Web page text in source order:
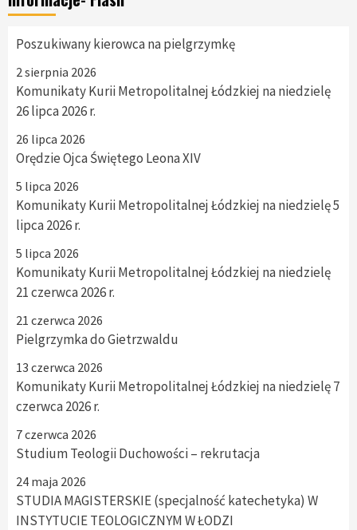
Poszukiwany kierowca na pielgrzymkę
2 sierpnia 2026
Komunikaty Kurii Metropolitalnej Łódzkiej na niedzielę
26 lipca 2026 r.
26 lipca 2026
Orędzie Ojca Świętego Leona XIV
5 lipca 2026
Komunikaty Kurii Metropolitalnej Łódzkiej na niedzielę 5
lipca 2026 r.
5 lipca 2026
Komunikaty Kurii Metropolitalnej Łódzkiej na niedzielę
21 czerwca 2026 r.
21 czerwca 2026
Pielgrzymka do Gietrzwaldu
13 czerwca 2026
Komunikaty Kurii Metropolitalnej Łódzkiej na niedzielę 7
czerwca 2026 r.
7 czerwca 2026
Studium Teologii Duchowości – rekrutacja
24 maja 2026
STUDIA MAGISTERSKIE (specjalność katechetyka) W
INSTYTUCIE TEOLOGICZNYM W ŁODZI